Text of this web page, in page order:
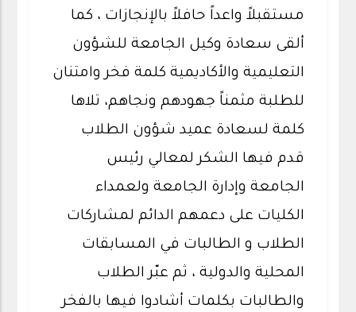
مستقبلاً واعداً حافلاً بالإنجازات ، كما
ألقى سعادة وكيل الجامعة للشؤون
التعليمية والأكاديمية كلمة فخر وامتنان
للطلبة مثمناً جهودهم ونجاهم، تلاها
كلمة لسعادة عميد شؤون الطلاب
قدم فيها الشكر لمعالي رئيس
الجامعة وإدارة الجامعة ولعمداء
الكليات على دعمهم الدائم لمشاركات
الطلاب و الطالبات في المسابقات
المحلية والدولية ، ثم عبّر الطلاب
والطالبات بكلمات أشادوا فيها بالفخر